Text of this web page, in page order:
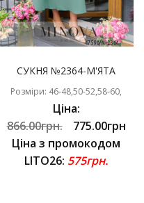
СУКНЯ №2364-М'ЯТА
Розміри: 46-48,50-52,58-60,
Ціна:
866.00грн.
775.00грн
Ціна з промокодом
LITO26: 575грн.